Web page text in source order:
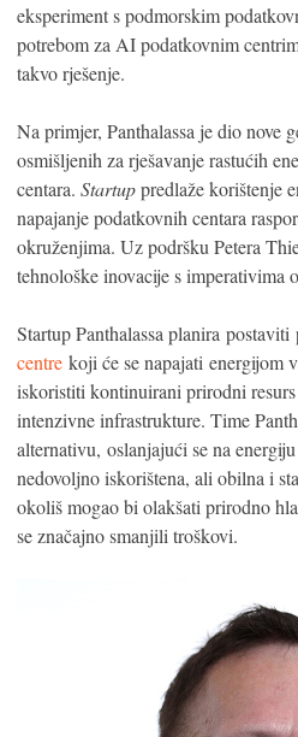
eksperiment s podmorskim
potrebom za AI podatkovnim
takvo rješenje.
Na primjer, Panthalassa je dio nove
osmišljenih za rješavanje rastućih
centara. Startuppredlaže korištenje
napajanje podatkovnih centara
okruženjima. Uz podršku Petera
tehnološke inovacije s imperativima
Startup Panthalassa planira postaviti
centre koji će se napajati energijom
iskoristiti kontinuirani prirodni resurs
intenzivne infrastrukture. Time
alternativu, oslanjajući se na
nedovoljno iskorištena, ali obilna i
okoliš mogao bi olakšati prirodno
se značajno smanjili troškovi.